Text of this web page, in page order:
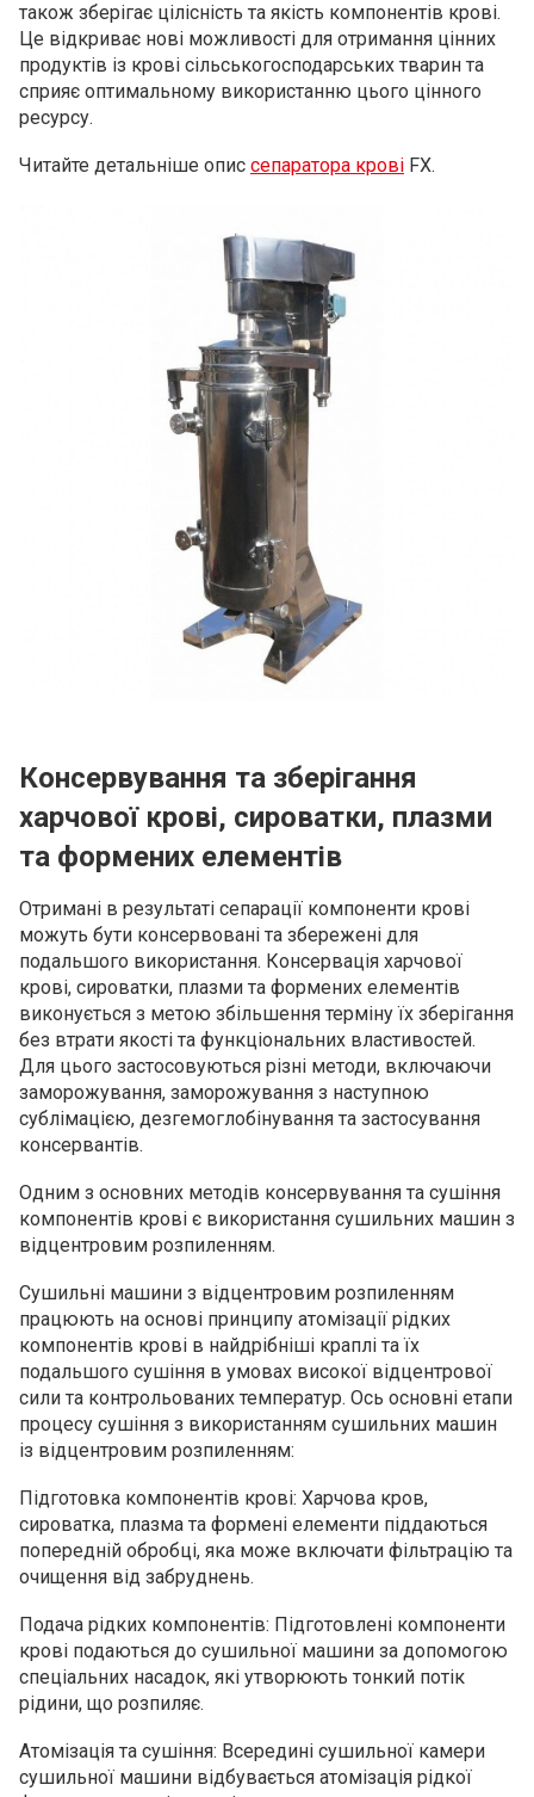
також зберігає цілісність та якість компонентів крові.
Це відкриває нові можливості для отримання цінних
продуктів із крові сільськогосподарських тварин та
сприяє оптимальному використанню цього цінного
ресурсу.
Читайте детальніше опис сепаратора крові FX.
Консервування та зберігання
харчової крові, сироватки, плазми
та формених елементів
Отримані в результаті сепарації компоненти крові
можуть бути консервовані та збережені для
подальшого використання. Консервація харчової
крові, сироватки, плазми та формених елементів
виконується з метою збільшення терміну їх зберігання
без втрати якості та функціональних властивостей.
Для цього застосовуються різні методи, включаючи
заморожування, заморожування з наступною
сублімацією, дезгемоглобінування та застосування
консервантів.
Одним з основних методів консервування та сушіння
компонентів крові є використання сушильних машин з
відцентровим розпиленням.
Сушильні машини з відцентровим розпиленням
працюють на основі принципу атомізації рідких
компонентів крові в найдрібніші краплі та їх
подальшого сушіння в умовах високої відцентрової
сили та контрольованих температур. Ось основні етапи
процесу сушіння з використанням сушильних машин
із відцентровим розпиленням:
Підготовка компонентів крові: Харчова кров,
сироватка, плазма та формені елементи піддаються
попередній обробці, яка може включати фільтрацію та
очищення від забруднень.
Подача рідких компонентів: Підготовлені компоненти
крові подаються до сушильної машини за допомогою
спеціальних насадок, які утворюють тонкий потік
рідини, що розпиляє.
Атомізація та сушіння: Всередині сушильної камери
сушильної машини відбувається атомізація рідкої